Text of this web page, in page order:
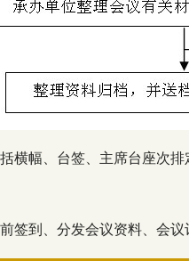
横幅、台签、主席台座次
签到、分发会议资料、会